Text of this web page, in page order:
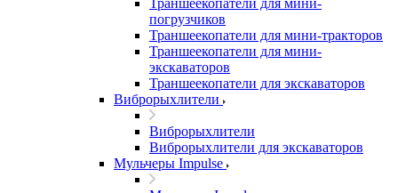
Траншеекопатели для мини-
погрузчиков
Траншеекопатели для мини-тракторов
Траншеекопатели для мини-
экскаваторов
Траншеекопатели для экскаваторов
Виброрыхлители
Виброрыхлители
Виброрыхлители для экскаваторов
Мульчеры Impulse